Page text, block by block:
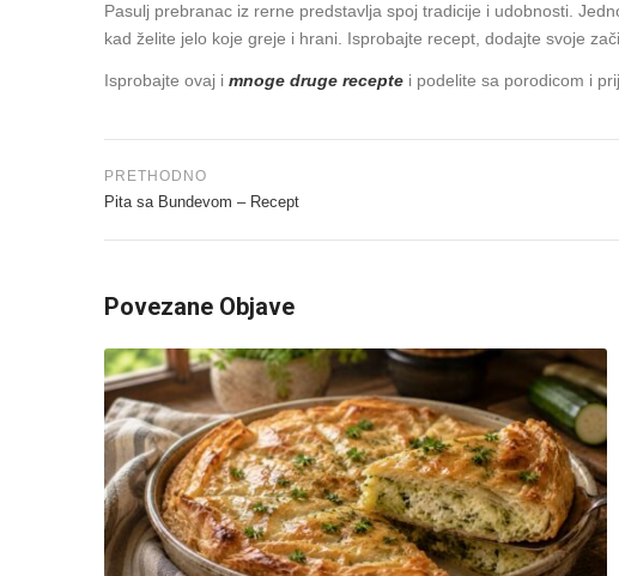
Pasulj prebranac iz rerne predstavlja spoj tradicije i udobnosti.
kad želite jelo koje greje i hrani. Isprobajte recept, dodajte svoje
Isprobajte ovaj i mnoge druge recepte i podelite sa porodicom i
PRETHODNO
Pita sa Bundevom – Recept
Povezane Objave